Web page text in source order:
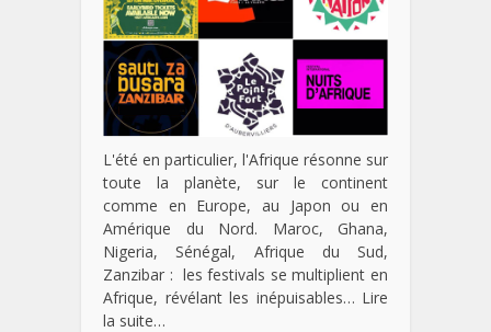
L'été en particulier, l'Afrique résonne sur
toute la planète, sur le continent
comme en Europe, au Japon ou en
Amérique du Nord. Maroc, Ghana,
Nigeria, Sénégal, Afrique du Sud,
Zanzibar : les festivals se multiplient en
Afrique, révélant les inépuisables… Lire
la suite…